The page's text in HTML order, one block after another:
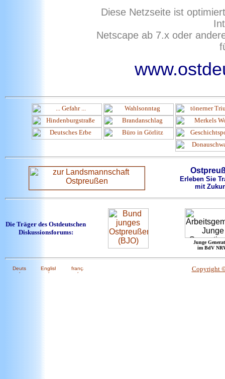
Diese Netzseite ist
Netscape ab 7.x oder
Erleben Sie
mit
Die Träger des Ostdeutschen
Diskussionsforums:
Junge
im BdV
Copyright